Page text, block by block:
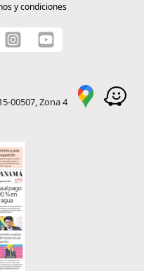
y condiciones
00507, Zona 4